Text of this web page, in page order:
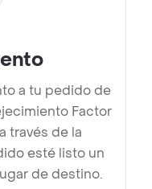
a tu pedido de
Factor
través de la
esté listo un
de destino.